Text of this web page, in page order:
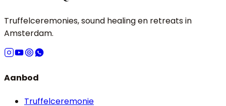
Truffelceremonies, sound healing en retreats in
Amsterdam.
Aanbod
Truffelceremonie